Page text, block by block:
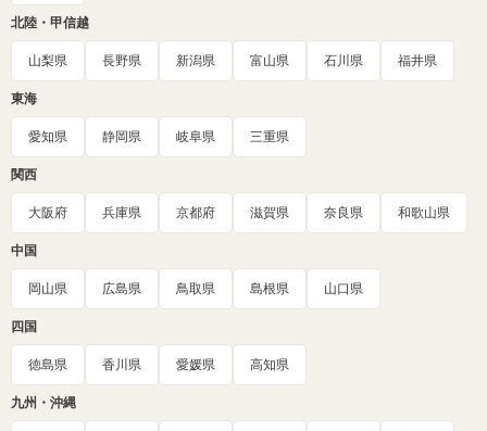
北陸・甲信越
山梨県 長野県 新潟県 富山県 石川県 福井県
東海
愛知県 静岡県 岐阜県 三重県
関西
大阪府 兵庫県 京都府 滋賀県 奈良県 和歌山県
中国
岡山県 広島県 鳥取県 島根県 山口県
四国
徳島県 香川県 愛媛県 高知県
九州・沖縄